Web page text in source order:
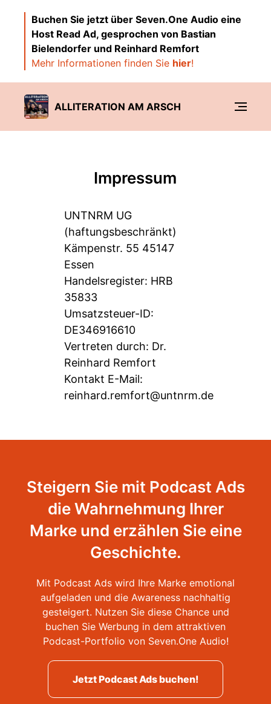
Buchen Sie jetzt über Seven.One Audio eine
Host Read Ad, gesprochen von Bastian
Bielendorfer und Reinhard Remfort
Mehr Informationen finden Sie hier!
ALLITERATION AM ARSCH
Impressum
UNTNRM UG
(haftungsbeschränkt)
Kämpenstr. 55 45147
Essen
Handelsregister: HRB
35833
Umsatzsteuer-ID:
DE346916610
Vertreten durch: Dr.
Reinhard Remfort
Kontakt E-Mail:
reinhard.remfort@untnrm.de
Steigern Sie mit Podcast Ads
die Wahrnehmung Ihrer
Marke und erzählen Sie eine
Geschichte.
Mit Podcast Ads wird Ihre Marke emotional
aufgeladen und die Awareness nachhaltig
gesteigert. Nutzen Sie diese Chance und
buchen Sie Werbung in dem attraktiven
Podcast-Portfolio von Seven.One Audio!
Jetzt Podcast Ads buchen!